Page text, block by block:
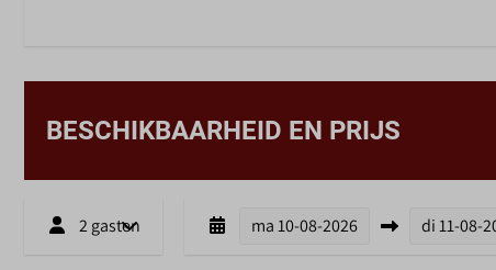
BESCHIKBAARHEID EN PRIJS
2 gasten ma10-08-2026 di11-08-